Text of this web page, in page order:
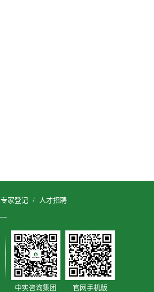
专家登记 / 人才招聘
中实咨询集团 官网手机版